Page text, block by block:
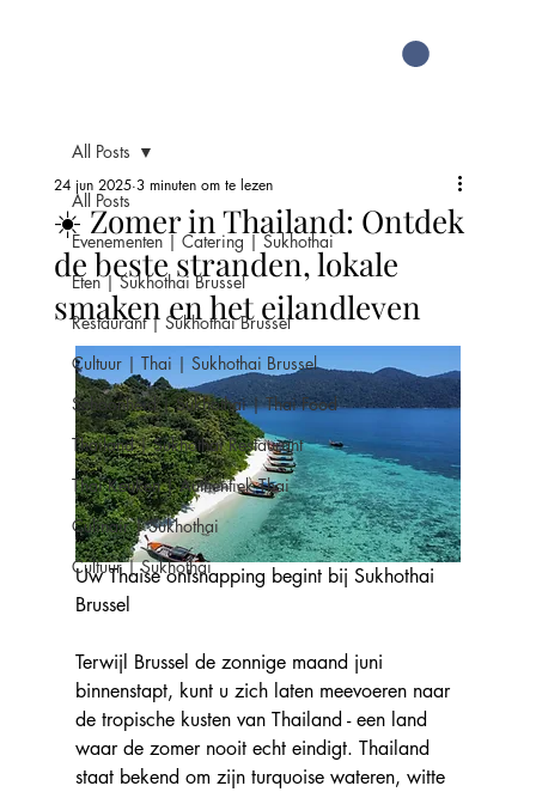
All Posts
Evenementen | Catering | Sukhothai
Eten | Sukhothai Brussel
Restaurant | Sukhothai Brussel
Cultuur | Thai | Sukhothai Brussel
Schoonheid | Sukhothai | Thai Food
Thailand | Sukhothai Restaurant
Thai Keuken | Authentiek Thai
Culinair | Sukhothai
Cultuur | Sukhothai
All Posts
☀️ Zomer in Thailand: Ontdek
de beste stranden, lokale
smaken en het eilandleven
24 jun 2025 3 minuten om te lezen
Uw Thaise ontsnapping begint bij Sukhothai
Brussel
Terwijl Brussel de zonnige maand juni
binnenstapt, kunt u zich laten meevoeren naar
de tropische kusten van Thailand - een land
waar de zomer nooit echt eindigt. Thailand
staat bekend om zijn turquoise wateren, witte